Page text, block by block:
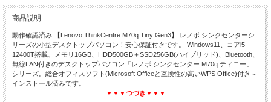
商品説明
動作確認済み 【Lenovo ThinkCentre M70q Tiny Gen3】 レノボ シンクセンターシ
リーズの小型デスクトップパソコン！安心保証付きです。 Windows11、コアi5-
12400T搭載、メモリ16GB、HDD500GB＋SSD256GB(ハイブリッド)、Bluetooth、
無線LAN付きのデスクトップパソコン「レノボ シンクセンター M70q ティニー」
シリーズ。総合オフィスソフト(Microsoft Officeと互換性の高いWPS Office)付き～
インストール済みです。
▼▼▼つづき▼▼▼